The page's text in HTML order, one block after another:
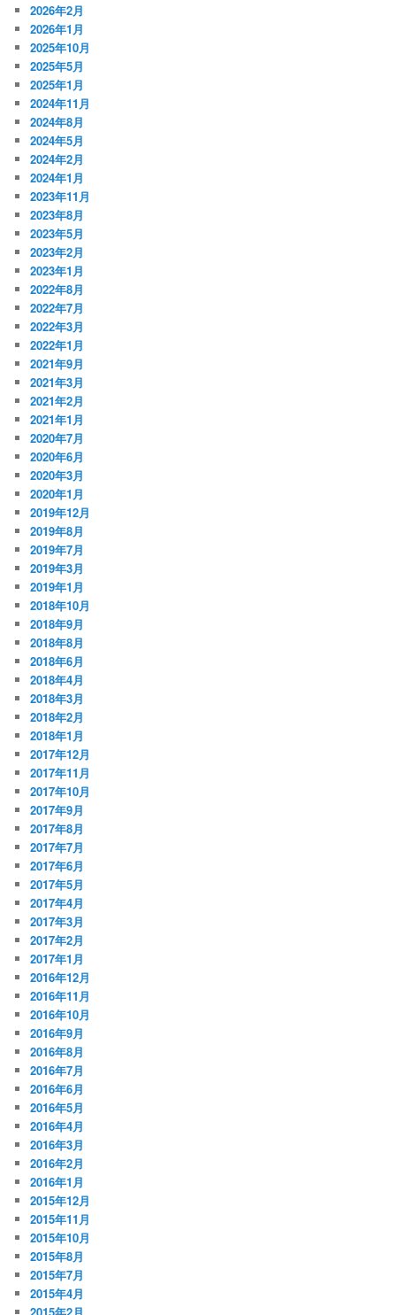
2026年2月
2026年1月
2025年10月
2025年5月
2025年1月
2024年11月
2024年8月
2024年5月
2024年2月
2024年1月
2023年11月
2023年8月
2023年5月
2023年2月
2023年1月
2022年8月
2022年7月
2022年3月
2022年1月
2021年9月
2021年3月
2021年2月
2021年1月
2020年7月
2020年6月
2020年3月
2020年1月
2019年12月
2019年8月
2019年7月
2019年3月
2019年1月
2018年10月
2018年9月
2018年8月
2018年6月
2018年4月
2018年3月
2018年2月
2018年1月
2017年12月
2017年11月
2017年10月
2017年9月
2017年8月
2017年7月
2017年6月
2017年5月
2017年4月
2017年3月
2017年2月
2017年1月
2016年12月
2016年11月
2016年10月
2016年9月
2016年8月
2016年7月
2016年6月
2016年5月
2016年4月
2016年3月
2016年2月
2016年1月
2015年12月
2015年11月
2015年10月
2015年8月
2015年7月
2015年4月